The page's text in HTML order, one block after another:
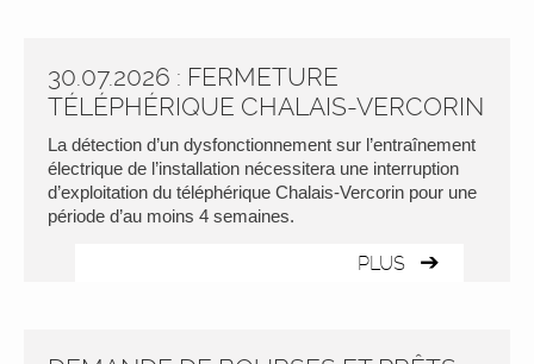
30.07.2026 : FERMETURE
TÉLÉPHÉRIQUE CHALAIS-VERCORIN
La détection d’un dysfonctionnement sur l’entraînement
électrique de l’installation nécessitera une interruption
d’exploitation du téléphérique Chalais-Vercorin pour une
période d’au moins 4 semaines.
PLUS